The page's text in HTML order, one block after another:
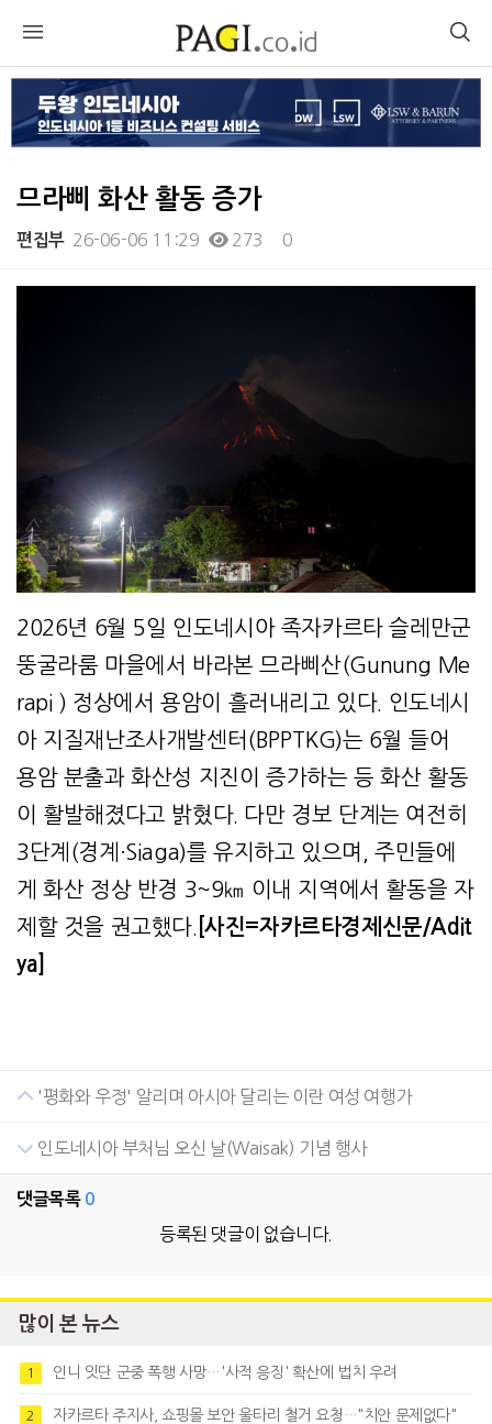
므라삐 화산 활동 증가
편집부 26-06-06 11:29 273 0
2026년 6월 5일 인도네시아 족자카르타 슬레만군
뚱굴라룸 마을에서 바라본 므라삐산(Gunung Me
rapi ) 정상에서 용암이 흘러내리고 있다. 인도네시
아 지질재난조사개발센터(BPPTKG)는 6월 들어
용암 분출과 화산성 지진이 증가하는 등 화산 활동
이 활발해졌다고 밝혔다. 다만 경보 단계는 여전히
3단계(경계·Siaga)를 유지하고 있으며, 주민들에
게 화산 정상 반경 3~9㎞ 이내 지역에서 활동을 자
제할 것을 권고했다. [사진=자카르타경제신문/Adit
ya]
'평화와 우정' 알리며 아시아 달리는 이란 여성 여행가
인도네시아 부처님 오신 날(Waisak) 기념 행사
댓글목록 0
등록된 댓글이 없습니다.
많이 본 뉴스
1 인니 잇단 군중 폭행 사망…'사적 응징' 확산에 법치 우려
2 자카르타 주지사, 쇼핑몰 보안 울타리 철거 요청…"치안 문제없다"